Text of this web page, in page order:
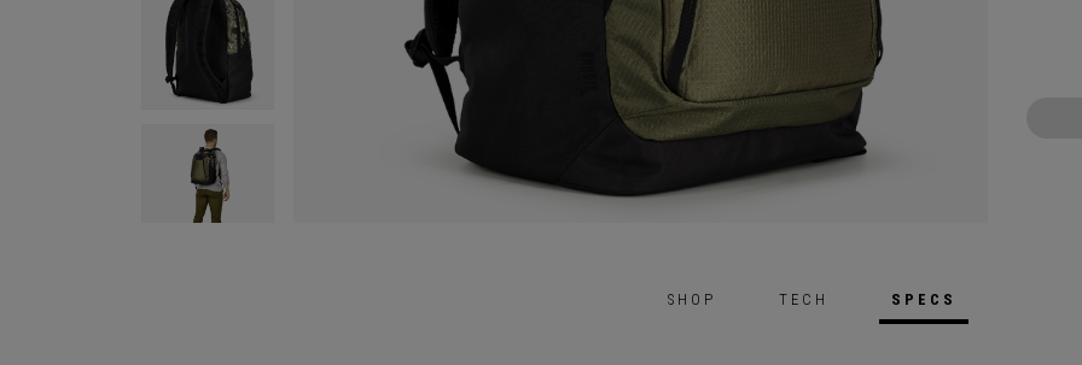
SHOP TECH SPECS